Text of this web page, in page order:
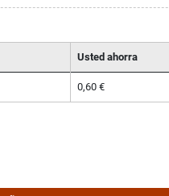
Usted ahorra
0,60 €